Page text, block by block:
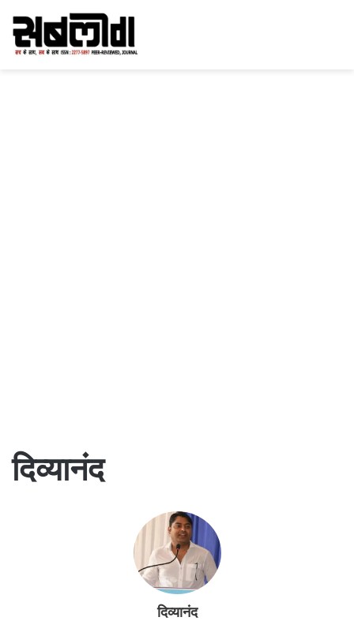
दिव्यानंद
दिव्यानंद